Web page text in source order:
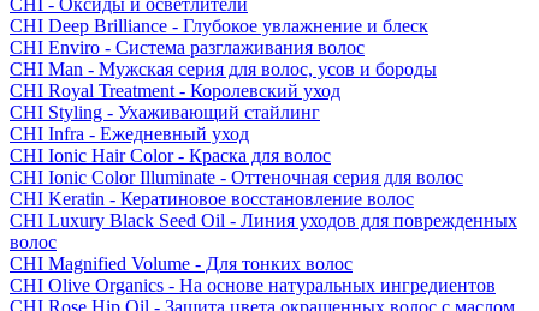
CHI - Оксиды и осветлители
CHI Deep Brilliance - Глубокое увлажнение и блеск
CHI Enviro - Система разглаживания волос
CHI Man - Мужская серия для волос, усов и бороды
CHI Royal Treatment - Королевский уход
CHI Styling - Ухаживающий стайлинг
CHI Infra - Ежедневный уход
CHI Ionic Hair Color - Краска для волос
CHI Ionic Color Illuminate - Оттеночная серия для волос
CHI Keratin - Кератиновое восстановление волос
CHI Luxury Black Seed Oil - Линия уходов для поврежденных
волос
CHI Magnified Volume - Для тонких волос
CHI Olive Organics - На основе натуральных ингредиентов
CHI Rose Hip Oil - Защита цвета окрашенных волос с маслом